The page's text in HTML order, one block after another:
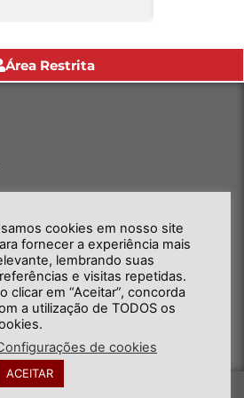
Área Restrita
18, Bairro
- CEP:
das
cookies em nosso site
fornecer a experiência mais
lembrando suas
e visitas repetidas.
clicar em “Aceitar”, concorda
a utilização de TODOS os
de cookies
ACEITAR